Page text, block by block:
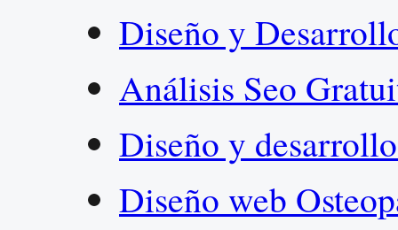
Diseño y
Análisis Seo
Diseño y
Diseño web